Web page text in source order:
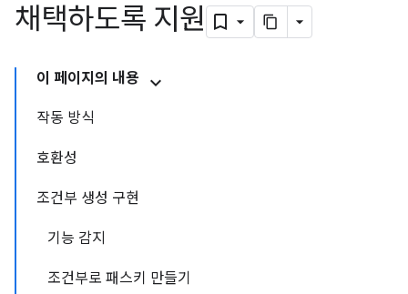
채택하도록 지원
이 페이지의 내용
작동 방식
호환성
조건부 생성 구현
기능 감지
조건부로 패스키 만들기